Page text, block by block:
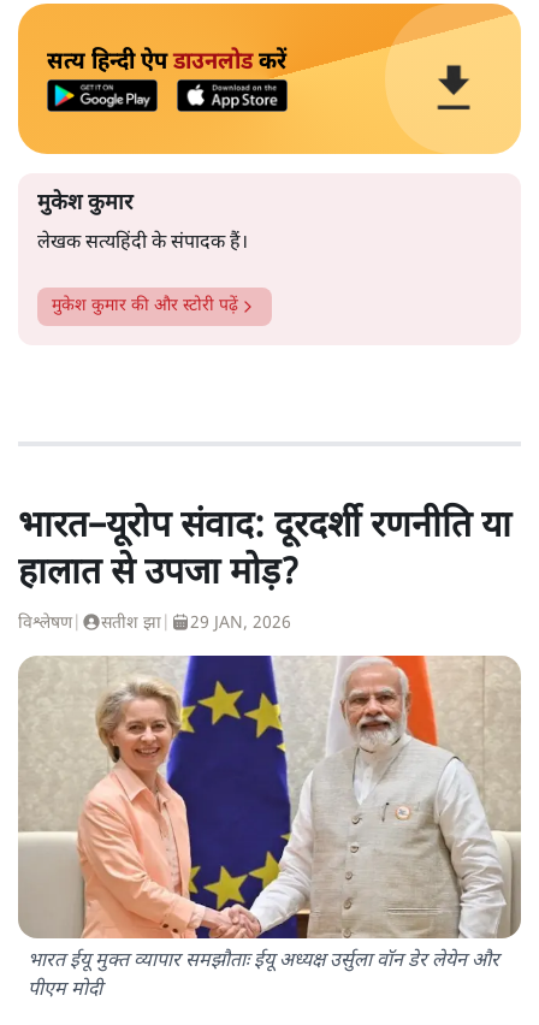
सत्य हिन्दी ऐपडाउनलोडकरें
मुकेश कुमार
लेखक सत्यहिंदी के संपादक हैं।
मुकेश कुमार की और स्टोरी पढ़ें
भारत–यूरोप संवाद: दूरदर्शी रणनीति या
हालात से उपजा मोड़?
विश्लेषण| सतीश झा 29 JAN, 2026
भारत ईयू मुक्त व्यापार समझौताः ईयू अध्यक्ष उर्सुला वॉन डेर लेयेन और
पीएम मोदी